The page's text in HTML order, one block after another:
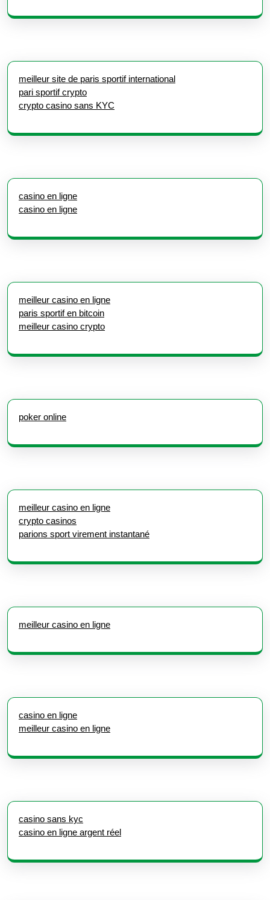
meilleur site de paris sportif international
pari sportif crypto
crypto casino sans KYC
casino en ligne
casino en ligne
meilleur casino en ligne
paris sportif en bitcoin
meilleur casino crypto
poker online
meilleur casino en ligne
crypto casinos
parions sport virement instantané
meilleur casino en ligne
casino en ligne
meilleur casino en ligne
casino sans kyc
casino en ligne argent réel